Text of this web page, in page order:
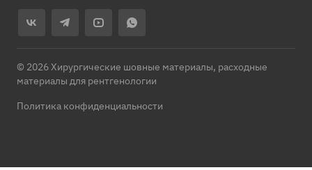
© 2026 Хирургические шовные материалы, расходные
материалы для рентгенологии
Политика конфиденциальности